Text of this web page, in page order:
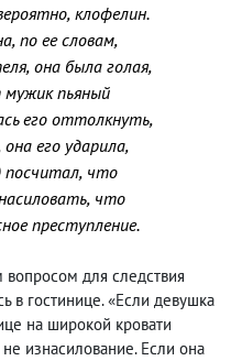
, клофелин.
, по ее словам,
, она была голая,
пьяный
его оттолкнуть,
она его ударила,
посчитал, что
, что
преступление.
для следствия
в гостинице. «Если девушка
на широкой кровати
изнасилование. Если она